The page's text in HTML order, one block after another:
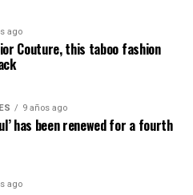
ago
Couture, this taboo fashion
9 años ago
has been renewed for a fourth
ago